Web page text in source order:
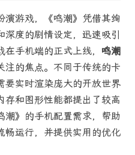
演游戏，《鸣潮》凭借其绚
深度的剧情设定，迅速吸引
手机端的正式上线， 鸣潮
注的焦点。不同于传统的卡
要实时渲染庞大的开放世界
存和图形性能都提出了较高
潮》的手机配置需求，帮助
畅运行，并提供实用的优化